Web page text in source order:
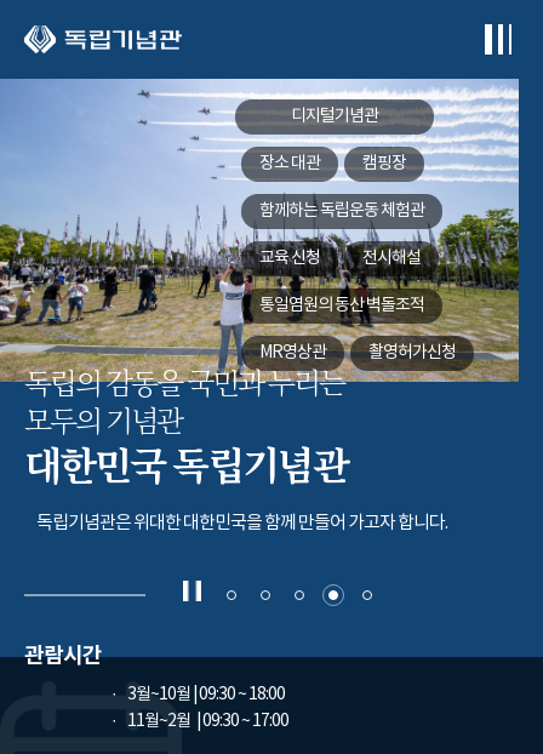
디지털기념관
장소 대관 캠핑장
함께하는독립운동 체험관
교육 신청 전시해설
통일염원의 동산벽돌조적
MR영상관 촬영허가신청
독립의 감동을 국민과 누리는
모두의 기념관
대한민국 독립기념관
독립기념관은 위대한 대한민국을 함께 만들어 가고자 합니다.
관람시간
3월~10월 | 09:30 ~ 18:00
11월~2월
| 09:30 ~ 17:00